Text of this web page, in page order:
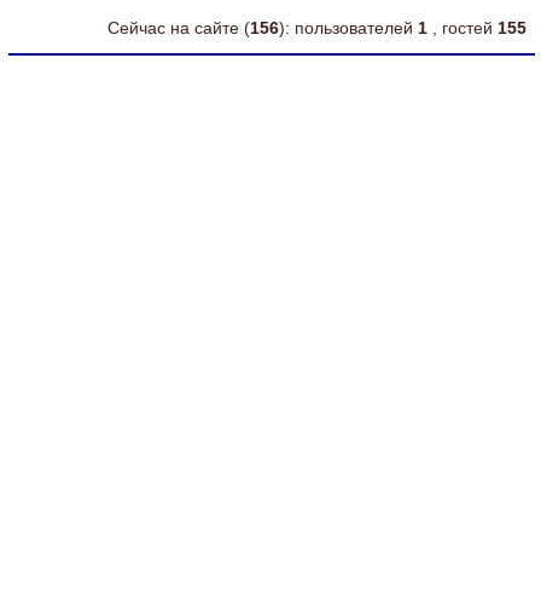
Сейчас на сайте (156): пользователей 1 , гостей 155